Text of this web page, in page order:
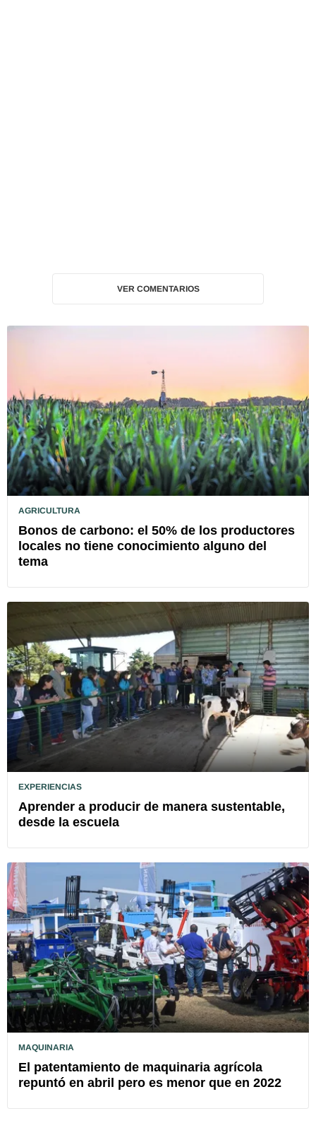
VER COMENTARIOS
AGRICULTURA
Bonos de carbono: el 50% de los productores
locales no tiene conocimiento alguno del
tema
EXPERIENCIAS
Aprender a producir de manera sustentable,
desde la escuela
MAQUINARIA
El patentamiento de maquinaria agrícola
repuntó en abril pero es menor que en 2022